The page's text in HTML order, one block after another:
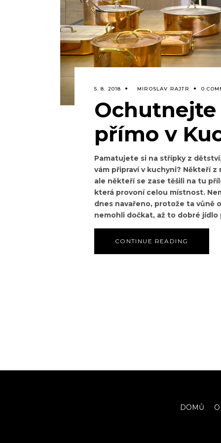
5. 8. 2018 MIROSLAV RAJTR 0
přímo v
Pamatujete si na střípky z
vám připraví v kuchyni? Někteří
ale někteří se zase těšili na tu
která provoní celou místnost.
dnes navařeno, protože ta vůně
nemohli dočkat, až to dobré
CONTINUE READING
DOMŮ